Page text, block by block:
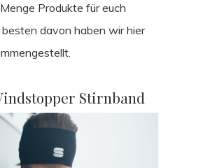
Produkte für euch
davon haben wir hier
Stirnband